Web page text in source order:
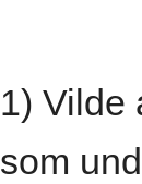
1) Vilde
som